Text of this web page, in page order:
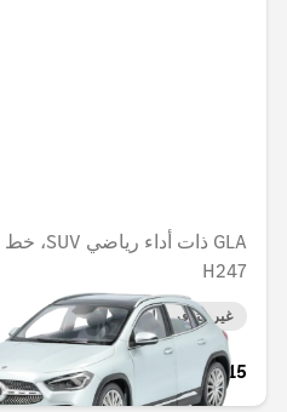
H247
غير متوفر حاليا
AED 339.15